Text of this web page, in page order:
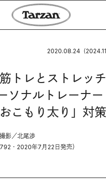
2020.08.24 （
トレとストレッ
ソナルトレーナ
こもり太り」対策
影／北尾渉
・2020年7月22日発売）